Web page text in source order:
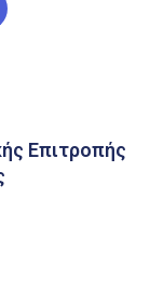
Επιτροπής